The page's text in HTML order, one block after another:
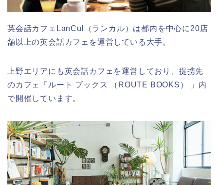
英会話カフェLanCul（ランカル）は都内を中心に20店
舗以上の英会話カフェを運営している大手。
上野エリアにも英会話カフェを運営しており、提携先
のカフェ「ルート ブックス （ROUTE BOOKS） 」内
で開催しています。